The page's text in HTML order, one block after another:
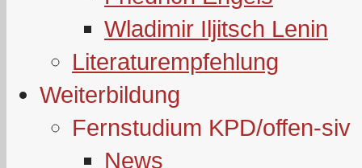
Wladimir Iljitsch Lenin
Literaturempfehlung
Weiterbildung
Fernstudium KPD/offen-siv
News